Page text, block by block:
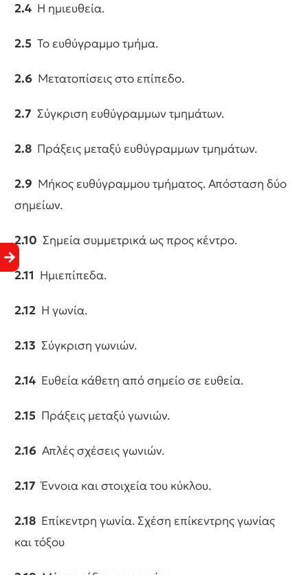
2.4 Η ημιευθεία.
2.5 Το ευθύγραμμο τμήμα.
2.6 Μετατοπίσεις στο επίπεδο.
2.7 Σύγκριση ευθύγραμμων τμημάτων.
2.8 Πράξεις μεταξύ ευθύγραμμων τμημάτων.
2.9 Μήκος ευθύγραμμου τμήματος. Απόσταση δύο
σημείων.
2.10 Σημεία συμμετρικά ως προς κέντρο.
2.11 Ημιεπίπεδα.
2.12 Η γωνία.
2.13 Σύγκριση γωνιών.
2.14 Ευθεία κάθετη από σημείο σε ευθεία.
2.15 Πράξεις μεταξύ γωνιών.
2.16 Απλές σχέσεις γωνιών.
2.17 Έννοια και στοιχεία του κύκλου.
2.18 Επίκεντρη γωνία. Σχέση επίκεντρης γωνίας
και τόξου